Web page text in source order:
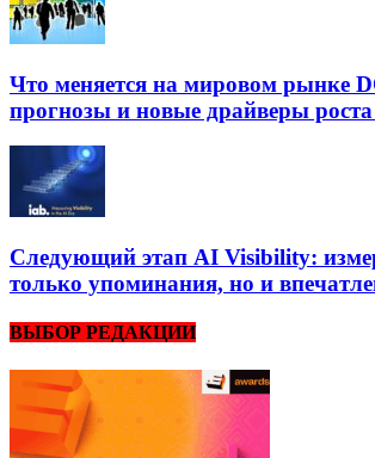
Что меняется на мировом рынке
прогнозы и новые драйверы роста
Следующий этап AI Visibility:
только упоминания, но и
ВЫБОР РЕДАКЦИИ